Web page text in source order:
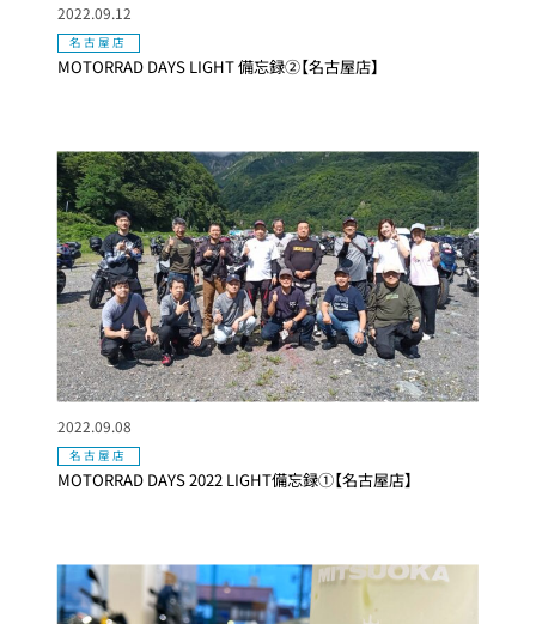
MOTORRAD DAYS LIGHT 備忘録②【名古屋店】
2022.09.12
名古屋店
MOTORRAD DAYS 2022 LIGHT備忘録①【名古屋店】
2022.09.08
名古屋店